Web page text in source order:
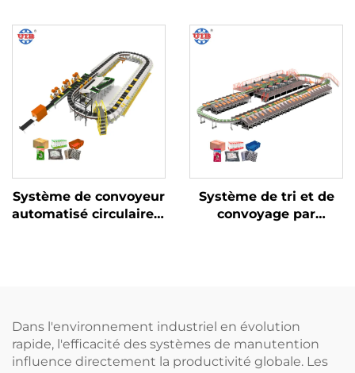
Système de convoyeur
automatisé circulaire à
Système de tri et de
convoyage par
Dans l'environnement industriel en évolution
rapide, l'efficacité des systèmes de manutention
influence directement la productivité globale. Les